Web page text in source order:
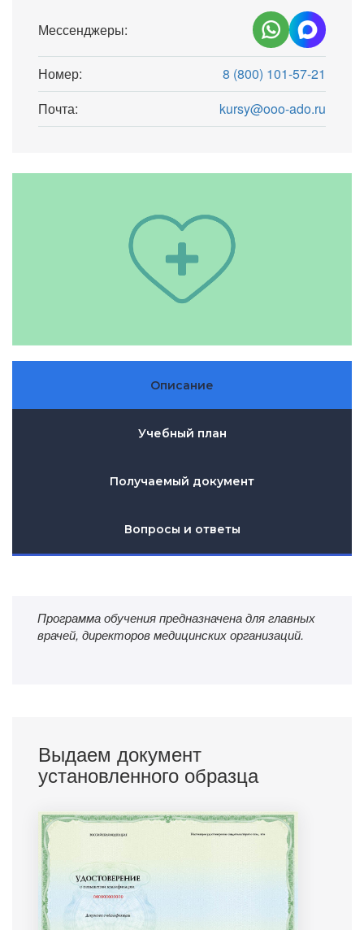
Мессенджеры:
Номер:
8 (800) 101-57-21
Почта:
kursy@ooo-ado.ru
Описание
Учебный план
Получаемый документ
Вопросы и ответы
Программа обучения предназначена для главных
врачей, директоров медицинских организаций.
Выдаем документ
установленного образца